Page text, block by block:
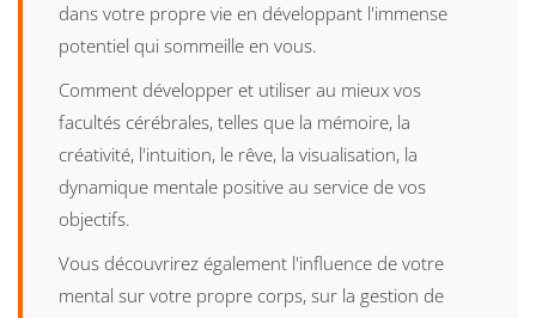
dans votre propre vie en développant l'immense
potentiel qui sommeille en vous.
Comment développer et utiliser au mieux vos
facultés cérébrales, telles que la mémoire, la
créativité, l'intuition, le rêve, la visualisation, la
dynamique mentale positive au service de vos
objectifs.
Vous découvrirez également l'influence de votre
mental sur votre propre corps, sur la gestion de